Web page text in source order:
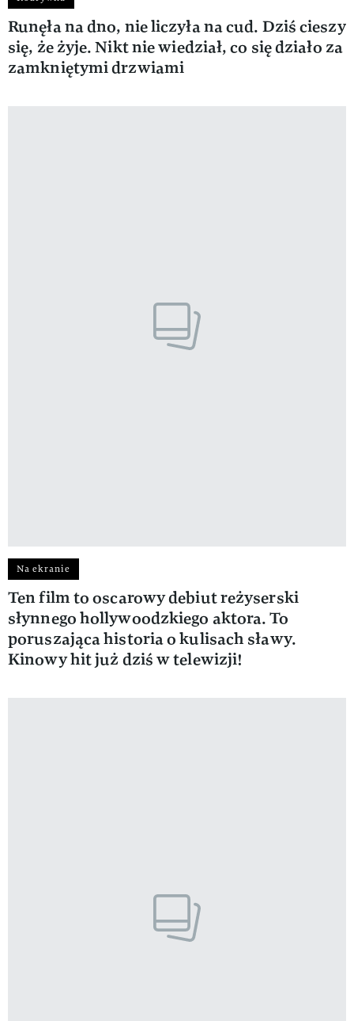
Runęła na dno, nie liczyła na cud. Dziś cieszy
się, że żyje. Nikt nie wiedział, co się działo za
zamkniętymi drzwiami
Na ekranie
Ten film to oscarowy debiut reżyserski
słynnego hollywoodzkiego aktora. To
poruszająca historia o kulisach sławy.
Kinowy hit już dziś w telewizji!